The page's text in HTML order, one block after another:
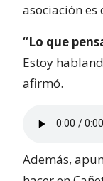
asociación es
“Lo que
Estoy
afirmó.
Además,